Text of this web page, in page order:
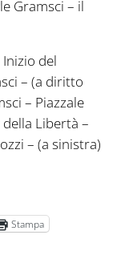
Gramsci – il
Inizio del
– (a diritto
– Piazzale
Libertà –
– (a sinistra)
Stampa